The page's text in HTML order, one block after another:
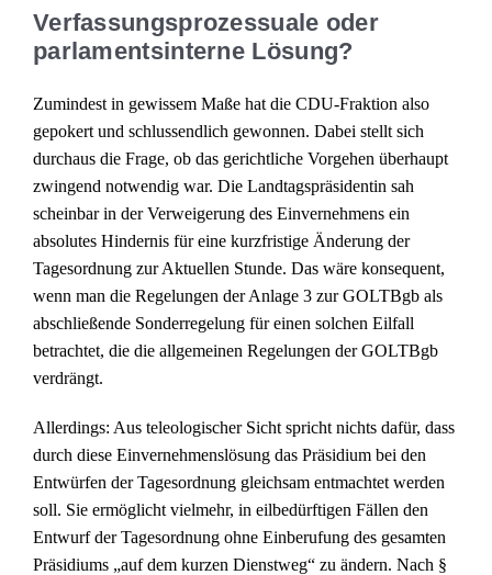
Verfassungsprozessuale oder
parlamentsinterne Lösung?
Zumindest in gewissem Maße hat die CDU-Fraktion also
gepokert und schlussendlich gewonnen. Dabei stellt sich
durchaus die Frage, ob das gerichtliche Vorgehen überhaupt
zwingend notwendig war. Die Landtagspräsidentin sah
scheinbar in der Verweigerung des Einvernehmens ein
absolutes Hindernis für eine kurzfristige Änderung der
Tagesordnung zur Aktuellen Stunde. Das wäre konsequent,
wenn man die Regelungen der Anlage 3 zur GOLTBgb als
abschließende Sonderregelung für einen solchen Eilfall
betrachtet, die die allgemeinen Regelungen der GOLTBgb
verdrängt.
Allerdings: Aus teleologischer Sicht spricht nichts dafür, dass
durch diese Einvernehmenslösung das Präsidium bei den
Entwürfen der Tagesordnung gleichsam entmachtet werden
soll. Sie ermöglicht vielmehr, in eilbedürftigen Fällen den
Entwurf der Tagesordnung ohne Einberufung des gesamten
Präsidiums „auf dem kurzen Dienstweg“ zu ändern. Nach §